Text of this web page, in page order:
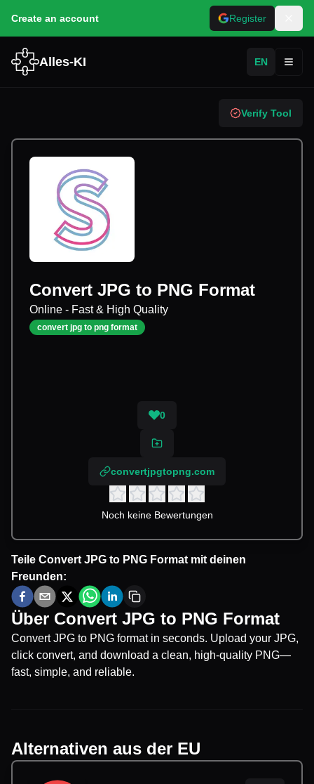
Create an account Register
Alles-KI EN
Verify Tool
Convert JPG to PNG Format
Online - Fast & High Quality
convert jpg to png format
0
convertjpgtopng.com
Noch keine Bewertungen
Teile Convert JPG to PNG Format mit deinen
Freunden:
Über Convert JPG to PNG Format
Convert JPG to PNG format in seconds. Upload your JPG,
click convert, and download a clean, high-quality PNG—
fast, simple, and reliable.
Alternativen aus der EU